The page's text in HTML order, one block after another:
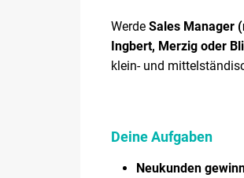
Werde Sales Manager
Ingbert, Merzig oder
klein- und
Deine Aufgaben
Neukunden